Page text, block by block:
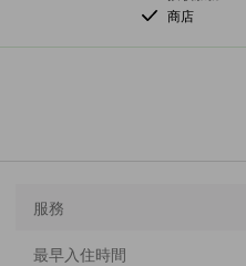
商店
服務
最早入住時間